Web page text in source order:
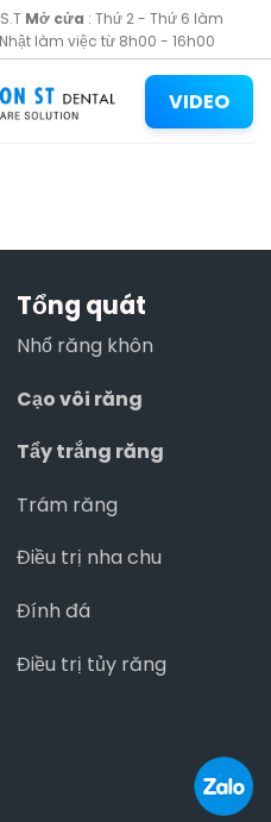
Mở cửa : Thứ 2 - Thứ 6 làm
làm việc từ 8h00 - 16h00
VIDEO
Tổng quát
Nhổ răng khôn
Cạo vôi răng
Tẩy trắng răng
Trám răng
Điều trị nha chu
Đính đá
Điều trị tủy răng